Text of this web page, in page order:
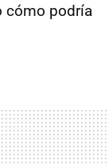
cómo podría